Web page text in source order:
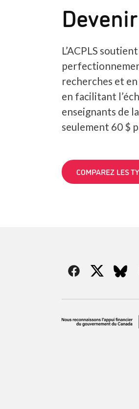
L’ACPLS
recherches et
en facilitant
enseignants de
seulement 60 $
COMPAREZ LES